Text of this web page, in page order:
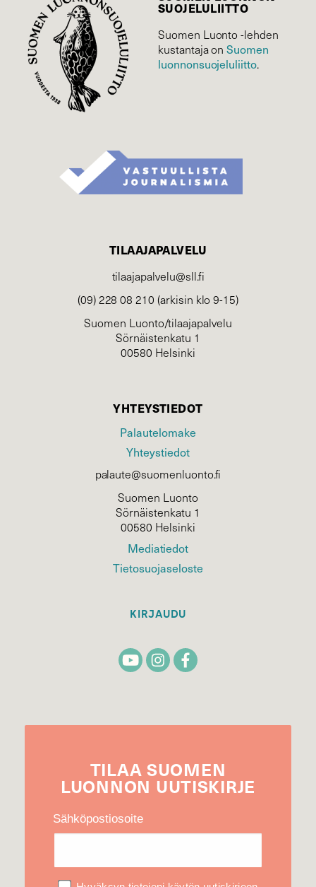
SUOJELU­LIITTO
Suomen Luonto -lehden
kustantaja onSuomen
luonnonsuojelu­liitto.
TILAAJAPALVELU
tilaajapalvelu@sll.fi
(09) 228 08 210 (arkisin klo 9-15)
Suomen Luonto/tilaajapalvelu
Sörnäistenkatu 1
00580 Helsinki
YHTEYSTIEDOT
Palautelomake
Yhteystiedot
palaute@suomenluonto.fi
Suomen Luonto
Sörnäistenkatu 1
00580 Helsinki
Mediatiedot
Tietosuojaseloste
KIRJAUDU
TILAA SUOMEN
LUONNON UUTIS­KIRJE
Sähköpostiosoite